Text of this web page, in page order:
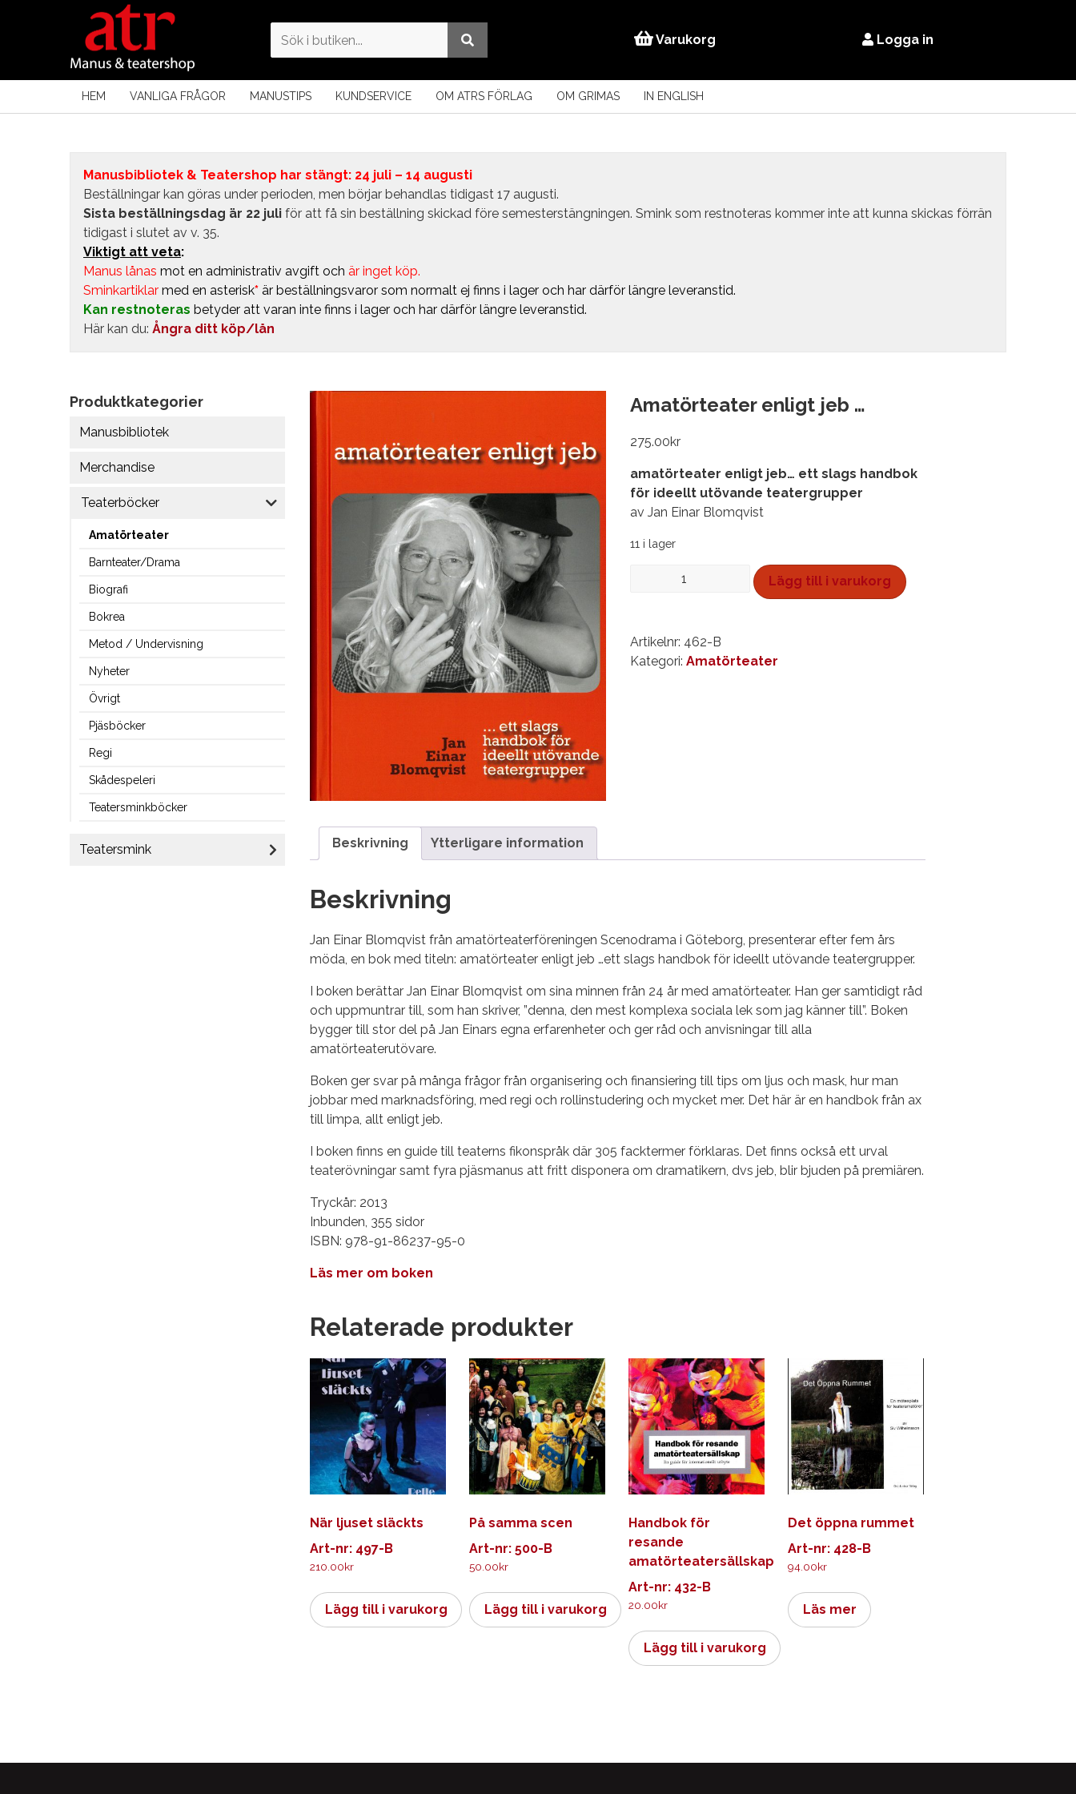
Varukorg Logga in
HEM VANLIGA FRÅGOR MANUSTIPS KUNDSERVICE OM ATRS FÖRLAG OM GRIMAS IN ENGLISH
Manusbibliotek & Teatershop har stängt: 24 juli – 14 augusti
Beställningar kan göras under perioden, men börjar behandlas tidigast 17 augusti.
Sista beställningsdag är 22 juli för att få sin beställning skickad före semesterstängningen. Smink som restnoteras kommer inte att kunna skickas förrän
tidigast i slutet av v. 35.
Viktigt att veta:
Manus lånas mot en administrativ avgift och är inget köp.
Sminkartiklar med en asterisk* är beställningsvaror som normalt ej finns i lager och har därför längre leveranstid.
Kan restnoteras betyder att varan inte finns i lager och har därför längre leveranstid.
Här kan du: Ångra ditt köp/lån
Produktkategorier
Manusbibliotek
Merchandise
Teaterböcker
Amatörteater
Barnteater/Drama
Biografi
Bokrea
Metod / Undervisning
Nyheter
Övrigt
Pjäsböcker
Regi
Skådespeleri
Teatersminkböcker
Teatersmink
Amatörteater enligt jeb …
275.00kr
amatörteater enligt jeb… ett slags handbok
för ideellt utövande teatergrupper
av Jan Einar Blomqvist
11 i lager
Amatörteater
mängd
Lägg till i varukorg
Artikelnr: 462-B
Kategori:Amatörteater
Beskrivning Ytterligare information
Beskrivning
Jan Einar Blomqvist från amatörteaterföreningen Scenodrama i Göteborg, presenterar efter fem års
möda, en bok med titeln: amatörteater enligt jeb …ett slags handbok för ideellt utövande teatergrupper.
I boken berättar Jan Einar Blomqvist om sina minnen från 24 år med amatörteater. Han ger samtidigt råd
och uppmuntrar till, som han skriver, ”denna, den mest komplexa sociala lek som jag känner till”. Boken
bygger till stor del på Jan Einars egna erfarenheter och ger råd och anvisningar till alla
amatörteaterutövare.
Boken ger svar på många frågor från organisering och finansiering till tips om ljus och mask, hur man
jobbar med marknadsföring, med regi och rollinstudering och mycket mer. Det här är en handbok från ax
till limpa, allt enligt jeb.
I boken finns en guide till teaterns fikonspråk där 305 facktermer förklaras. Det finns också ett urval
teaterövningar samt fyra pjäsmanus att fritt disponera om dramatikern, dvs jeb, blir bjuden på premiären.
Tryckår: 2013
Inbunden, 355 sidor
ISBN: 978-91-86237-95-0
Läs mer om boken
Relaterade produkter
När ljuset släckts
Art-nr: 497-B
210.00kr
Lägg till i varukorg
På samma scen
Art-nr: 500-B
50.00kr
Lägg till i varukorg
Handbok för
resande
amatörteatersällskap
Art-nr: 432-B
20.00kr
Lägg till i varukorg
Det öppna rummet
Art-nr: 428-B
94.00kr
Läs mer